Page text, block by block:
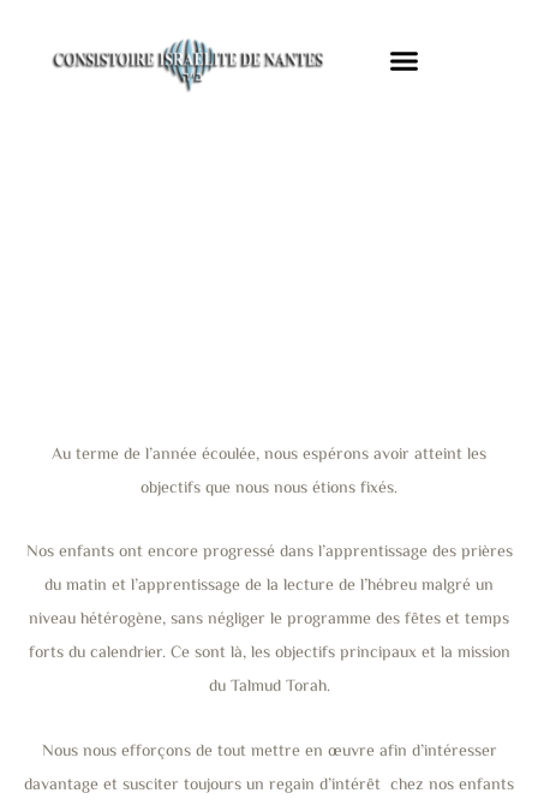
Au terme de l’année écoulée, nous espérons avoir atteint les
objectifs que nous nous étions fixés.
Nos enfants ont encore progressé dans l’apprentissage des prières
du matin et l’apprentissage de la lecture de l’hébreu malgré un
niveau hétérogène, sans négliger le programme des fêtes et temps
forts du calendrier. Ce sont là, les objectifs principaux et la mission
du Talmud Torah.
Nous nous efforçons de tout mettre en œuvre afin d’intéresser
davantage et susciter toujours un regain d’intérêt chez nos enfants